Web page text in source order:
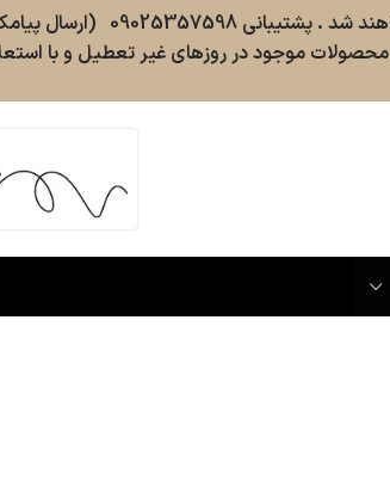
محصولات موجود در روزهای غیر تعطیل و با